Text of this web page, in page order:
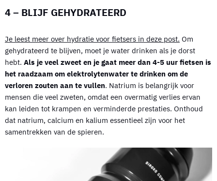
4 – BLIJF GEHYDRATEERD
Je leest meer over hydratie voor fietsers in deze post. Om
gehydrateerd te blijven, moet je water drinken als je dorst
hebt. Als je veel zweet en je gaat meer dan 4-5 uur fietsen is
het raadzaam om elektrolytenwater te drinken om de
verloren zouten aan te vullen. Natrium is belangrijk voor
mensen die veel zweten, omdat een overmatig verlies ervan
kan leiden tot krampen en verminderde prestaties. Onthoud
dat natrium, calcium en kalium essentieel zijn voor het
samentrekken van de spieren.